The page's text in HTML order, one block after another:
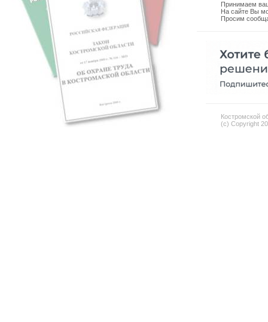
Принимаем
На сайте Вы
Просим
Костромской
(c) Copyright